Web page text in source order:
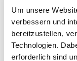
Um unsere
verbessern und
bereitzustellen,
Technologien.
erforderlich sind
(mehr) einem
bestimmten
ein- und
verschiedenen
Kennzeichnung